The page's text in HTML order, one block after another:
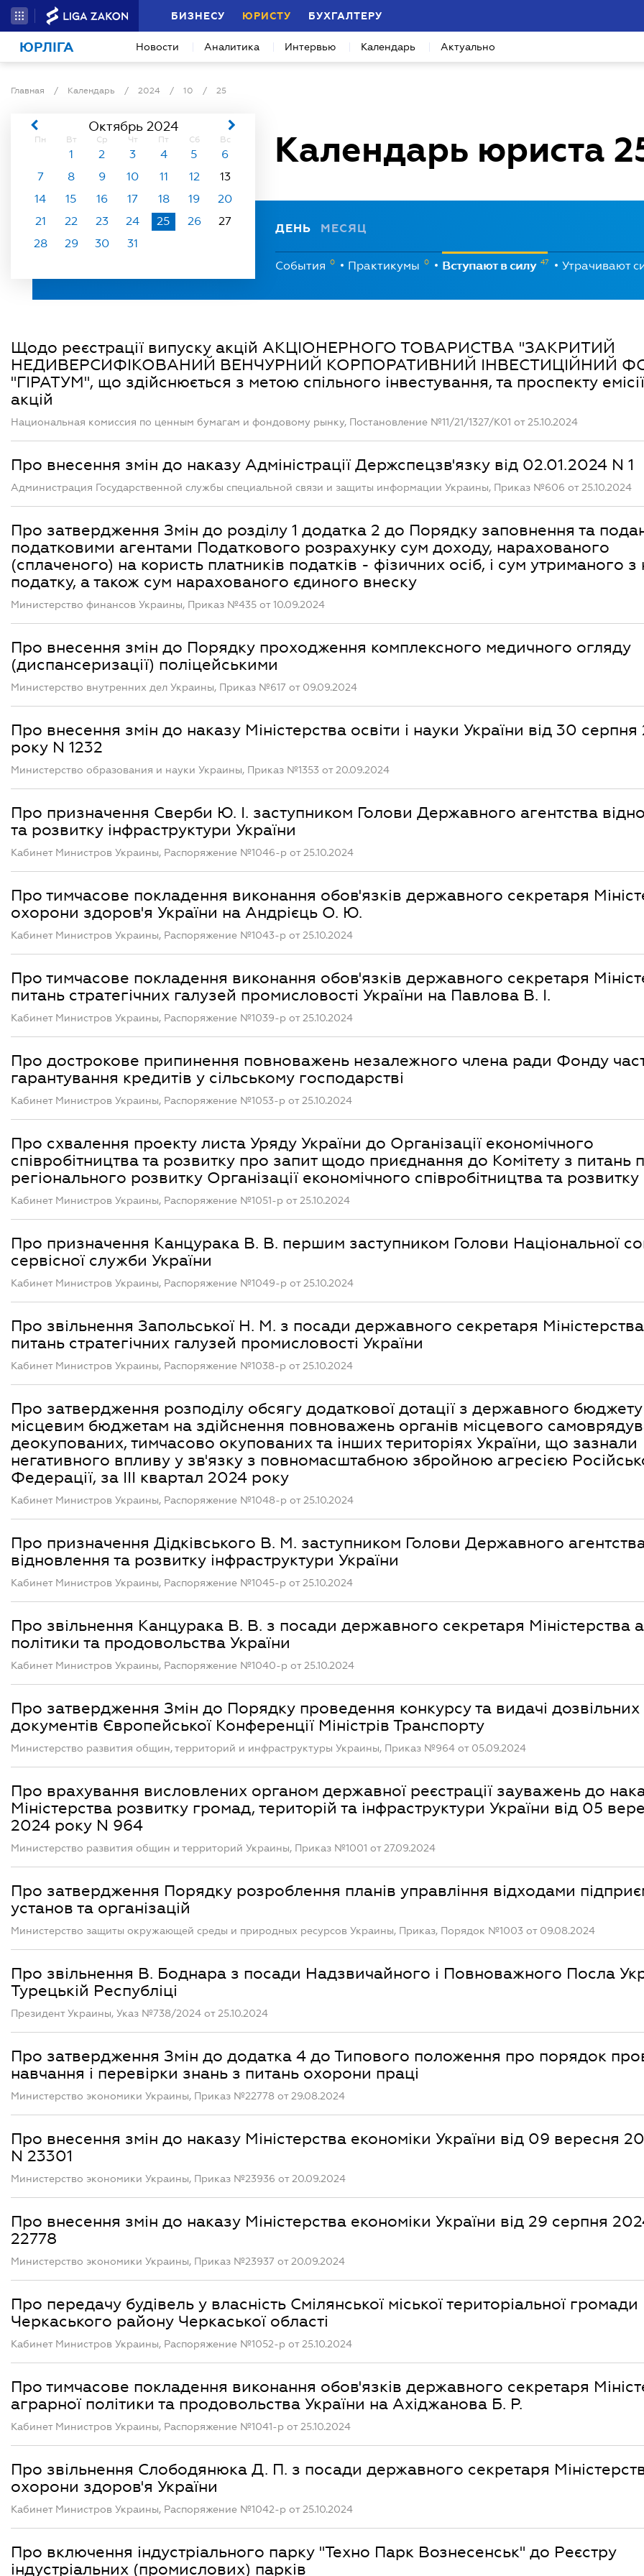
БИЗНЕСУ ЮРИСТУ БУХГАЛТЕРУ
ЮРЛІГА Новости Аналитика Интервью Календарь Актуально
Главная / Календарь / 2024 / 10 / 25
Календарь юриста
Октябрь 2024
Пн Вт Ср Чт Пт Сб Вс
1 2 3 4 5
6
7
8 9 10 11 12
13
14
15 16 17 18 19
20
21
22 23 24 25 26
27
28
29 30 31
ДЕНЬ МЕСЯЦ
События 0 Практикумы 0 Вступают в силу 47 Утрачивают
Щодо реєстрації випуску акцій АКЦІОНЕРНОГО ТОВАРИСТВА "ЗАКРИТИЙ
НЕДИВЕРСИФІКОВАНИЙ ВЕНЧУРНИЙ КОРПОРАТИВНИЙ ІНВЕСТИЦІЙНИЙ
"ГІРАТУМ", що здійснюється з метою спільного інвестування, та проспекту
акцій
Национальная комиссия по ценным бумагам и фондовому рынку, Постановление №11/21/1327/К01 от 25.10.2024
Про внесення змін до наказу Адміністрації Держспецзв'язку від 02.01.2024 N 1
Администрация Государственной службы специальной связи и защиты информации Украины, Приказ №606 от 25.10.2024
Про затвердження Змін до розділу 1 додатка 2 до Порядку заповнення та
податковими агентами Податкового розрахунку сум доходу, нарахованого
(сплаченого) на користь платників податків - фізичних осіб, і сум утриманого з
податку, а також сум нарахованого єдиного внеску
Министерство финансов Украины, Приказ №435 от 10.09.2024
Про внесення змін до Порядку проходження комплексного медичного огляду
(диспансеризації) поліцейськими
Министерство внутренних дел Украины, Приказ №617 от 09.09.2024
Про внесення змін до наказу Міністерства освіти і науки України від 30
року N 1232
Министерство образования и науки Украины, Приказ №1353 от 20.09.2024
Про призначення Сверби Ю. І. заступником Голови Державного агентства
та розвитку інфраструктури України
Кабинет Министров Украины, Распоряжение №1046-р от 25.10.2024
Про тимчасове покладення виконання обов'язків державного секретаря
охорони здоров'я України на Андрієць О. Ю.
Кабинет Министров Украины, Распоряжение №1043-р от 25.10.2024
Про тимчасове покладення виконання обов'язків державного секретаря
питань стратегічних галузей промисловості України на Павлова В. І.
Кабинет Министров Украины, Распоряжение №1039-р от 25.10.2024
Про дострокове припинення повноважень незалежного члена ради Фонду
гарантування кредитів у сільському господарстві
Кабинет Министров Украины, Распоряжение №1053-р от 25.10.2024
Про схвалення проекту листа Уряду України до Організації економічного
співробітництва та розвитку про запит щодо приєднання до Комітету з питань
регіонального розвитку Організації економічного співробітництва та розвитку
Кабинет Министров Украины, Распоряжение №1051-р от 25.10.2024
Про призначення Канцурака В. В. першим заступником Голови Національної
сервісної служби України
Кабинет Министров Украины, Распоряжение №1049-р от 25.10.2024
Про звільнення Запольської Н. М. з посади державного секретаря
питань стратегічних галузей промисловості України
Кабинет Министров Украины, Распоряжение №1038-р от 25.10.2024
Про затвердження розподілу обсягу додаткової дотації з державного бюджету
місцевим бюджетам на здійснення повноважень органів місцевого
деокупованих, тимчасово окупованих та інших територіях України, що зазнали
негативного впливу у зв'язку з повномасштабною збройною агресією
Федерації, за III квартал 2024 року
Кабинет Министров Украины, Распоряжение №1048-р от 25.10.2024
Про призначення Дідківського В. М. заступником Голови Державного
відновлення та розвитку інфраструктури України
Кабинет Министров Украины, Распоряжение №1045-р от 25.10.2024
Про звільнення Канцурака В. В. з посади державного секретаря Міністерства
політики та продовольства України
Кабинет Министров Украины, Распоряжение №1040-р от 25.10.2024
Про затвердження Змін до Порядку проведення конкурсу та видачі дозвільних
документів Європейської Конференції Міністрів Транспорту
Министерство развития общин, территорий и инфраструктуры Украины, Приказ №964 от 05.09.2024
Про врахування висловлених органом державної реєстрації зауважень до
Міністерства розвитку громад, територій та інфраструктури України від 05
2024 року N 964
Министерство развития общин и территорий Украины, Приказ №1001 от 27.09.2024
Про затвердження Порядку розроблення планів управління відходами
установ та організацій
Министерство защиты окружающей среды и природных ресурсов Украины, Приказ, Порядок №1003 от 09.08.2024
Про звільнення В. Боднара з посади Надзвичайного і Повноважного Посла
Турецькій Республіці
Президент Украины, Указ №738/2024 от 25.10.2024
Про затвердження Змін до додатка 4 до Типового положення про порядок
навчання і перевірки знань з питань охорони праці
Министерство экономики Украины, Приказ №22778 от 29.08.2024
Про внесення змін до наказу Міністерства економіки України від 09 вересня
N 23301
Министерство экономики Украины, Приказ №23936 от 20.09.2024
Про внесення змін до наказу Міністерства економіки України від 29 серпня
22778
Министерство экономики Украины, Приказ №23937 от 20.09.2024
Про передачу будівель у власність Смілянської міської територіальної громади
Черкаського району Черкаської області
Кабинет Министров Украины, Распоряжение №1052-р от 25.10.2024
Про тимчасове покладення виконання обов'язків державного секретаря
аграрної політики та продовольства України на Ахіджанова Б. Р.
Кабинет Министров Украины, Распоряжение №1041-р от 25.10.2024
Про звільнення Слободянюка Д. П. з посади державного секретаря
охорони здоров'я України
Кабинет Министров Украины, Распоряжение №1042-р от 25.10.2024
Про включення індустріального парку "Техно Парк Вознесенськ" до Реєстру
індустріальних (промислових) парків